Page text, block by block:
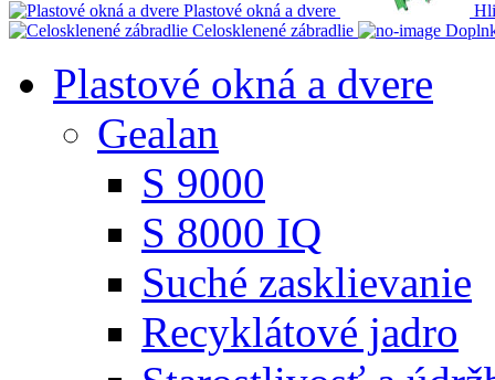
Plastové okná a dvere
Celosklenené zábradlie
Plastové okná a dvere
Gealan
S 9000
S 8000 IQ
Suché zasklievanie
Recyklátové jadro